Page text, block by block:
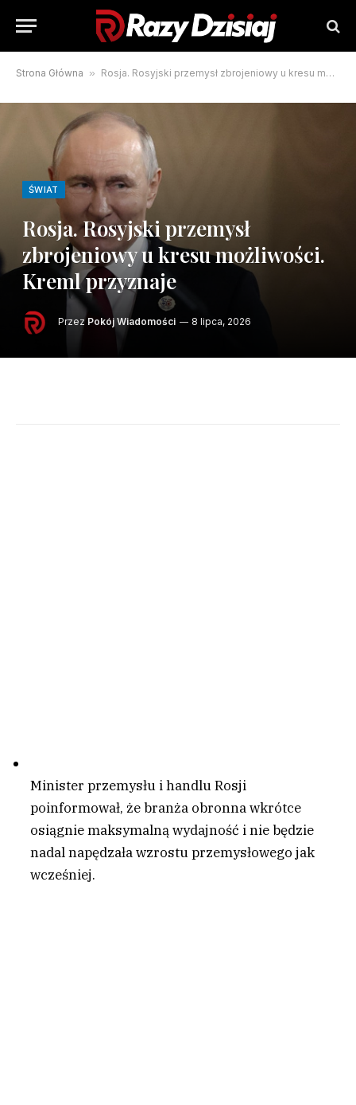
Strona Główna » Rosja. Rosyjski przemysł zbrojeniowy u kresu możliwości. Kreml przyznaje
ŚWIAT
Rosja. Rosyjski przemysł
zbrojeniowy u kresu możliwości.
Kreml przyznaje
Przez Pokój Wiadomości 8 lipca, 2026
Minister przemysłu i handlu Rosji
poinformował, że branża obronna wkrótce
osiągnie maksymalną wydajność i nie będzie
nadal napędzała wzrostu przemysłowego jak
wcześniej.